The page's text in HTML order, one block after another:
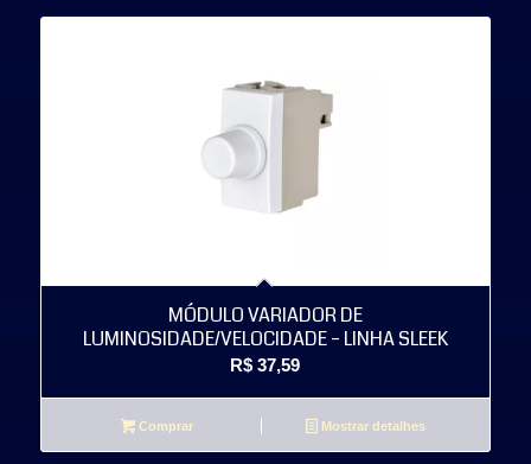
MÓDULO VARIADOR DE
LUMINOSIDADE/VELOCIDADE – LINHA SLEEK
R$ 37,59
Comprar Mostrar detalhes